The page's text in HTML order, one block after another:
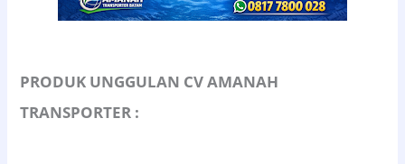
PRODUK UNGGULAN CV AMANAH
TRANSPORTER :